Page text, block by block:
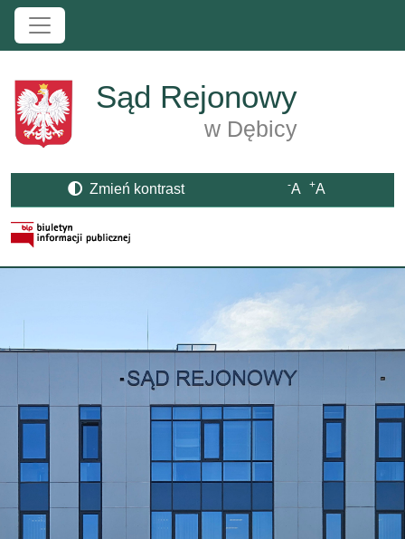
Przejdź do treści
Sąd Rejonowy
w Dębicy
Zmień kontrast -A +A
Strona BIP otwiera się w nowym oknie